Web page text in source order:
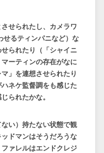
せられたし、カメラワ
せるティンパニなど）な
られたり（「シャイニ
ーティンの存在がなに
」を連想させられたり
ネケ監督調をも感じた
られたかな。
い）持たない状態で観
ドマンはそうだろうな
ァレルはエンドクレジ